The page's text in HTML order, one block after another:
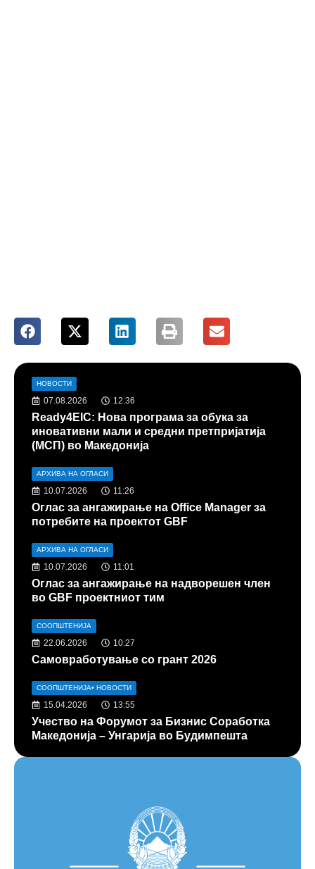
НОВОСТИ
07.08.2026 12:36
Ready4EIC: Нова програма за обука за
иновативни мали и средни претпријатија
(МСП) во Македонија
АРХИВА НА ОГЛАСИ
10.07.2026 11:26
Оглас за ангажирање на Office Manager за
потребите на проектот GBF
АРХИВА НА ОГЛАСИ
10.07.2026 11:01
Оглас за ангажирање на надворешен член
во GBF проектниот тим
СООПШТЕНИЈА
22.06.2026 10:27
Самовработување со грант 2026
СООПШТЕНИЈА• НОВОСТИ
15.04.2026 13:55
Учество на Форумот за Бизнис Соработка
Македонија – Унгарија во Будимпешта